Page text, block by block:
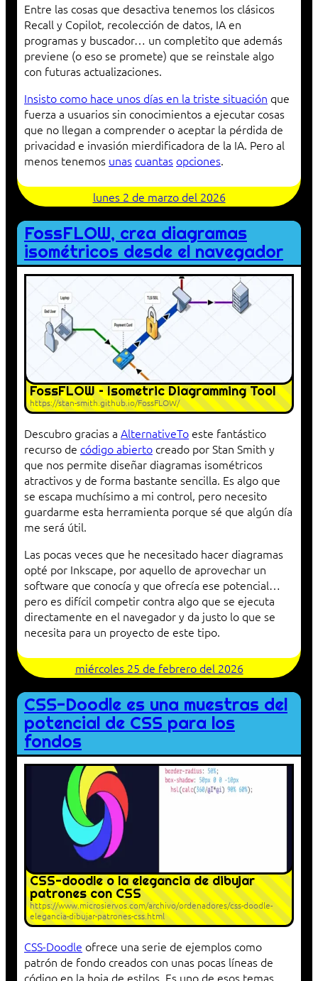
Entre las cosas que desactiva tenemos los clásicos
Recall y Copilot, recolección de datos, IA en
programas y buscador… un completito que además
previene (o eso se promete) que se reinstale algo
con futuras actualizaciones.
Insisto como hace unos días en la triste situación que
fuerza a usuarios sin conocimientos a ejecutar cosas
que no llegan a comprender o aceptar la pérdida de
privacidad e invasión mierdificadora de la IA. Pero al
menos tenemos unas cuantas opciones.
lunes 2 de marzo del 2026
FossFLOW, crea diagramas
isométricos desde el navegador
FossFLOW – Isometric Diagramming Tool
https://stan-smith.github.io/FossFLOW/
Descubro gracias a AlternativeTo este fantástico
recurso de código abierto creado por Stan Smith y
que nos permite diseñar diagramas isométricos
atractivos y de forma bastante sencilla. Es algo que
se escapa muchísimo a mi control, pero necesito
guardarme esta herramienta porque sé que algún día
me será útil.
Las pocas veces que he necesitado hacer diagramas
opté por Inkscape, por aquello de aprovechar un
software que conocía y que ofrecía ese potencial…
pero es difícil competir contra algo que se ejecuta
directamente en el navegador y da justo lo que se
necesita para un proyecto de este tipo.
miércoles 25 de febrero del 2026
CSS-Doodle es una muestras del
potencial de CSS para los
fondos
CSS-doodle o la elegancia de dibujar
patrones con CSS
https://www.microsiervos.com/archivo/ordenadores/css-doodle-
elegancia-dibujar-patrones-css.html
CSS-Doodle ofrece una serie de ejemplos como
patrón de fondo creados con unas pocas líneas de
código en la hoja de estilos. Es uno de esos temas